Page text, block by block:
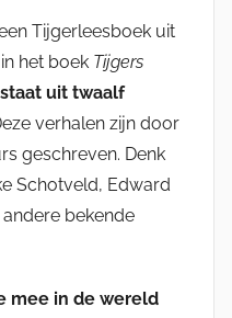
Tijgerleesboek uit
het boek Tijgers
uit twaalf
verhalen zijn door
geschreven. Denk
Schotveld, Edward
bekende
mee in de wereld